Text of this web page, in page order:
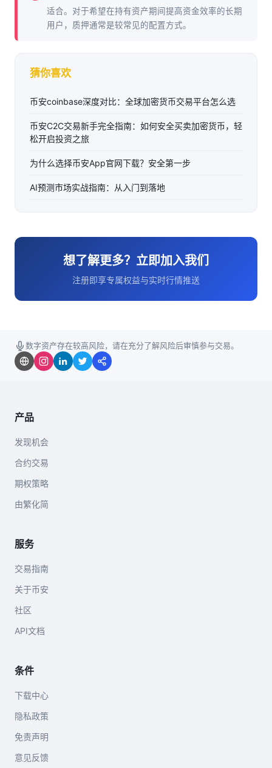
适合。对于希望在持有资产期间提高资金效率的长期
用户，质押通常是较常见的配置方式。
猜你喜欢
币安coinbase深度对比：全球加密货币交易平台怎么选
币安C2C交易新手完全指南：如何安全买卖加密货币，轻
松开启投资之旅
为什么选择币安App官网下载？安全第一步
AI预测市场实战指南：从入门到落地
想了解更多？立即加入我们
注册即享专属权益与实时行情推送
数字资产存在较高风险，请在充分了解风险后审慎参与交易。
产品
发现机会
合约交易
期权策略
由繁化简
服务
交易指南
关于币安
社区
API文档
条件
下载中心
隐私政策
免责声明
意见反馈